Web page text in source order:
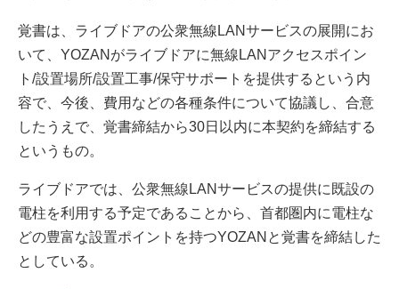
覚書は、ライブドアの公衆無線LANサービスの展開にお
いて、YOZANがライブドアに無線LANアクセスポイン
ト/設置場所/設置工事/保守サポートを提供するという内
容で、今後、費用などの各種条件について協議し、合意
したうえで、覚書締結から30日以内に本契約を締結する
というもの。
ライブドアでは、公衆無線LANサービスの提供に既設の
電柱を利用する予定であることから、首都圏内に電柱な
どの豊富な設置ポイントを持つYOZANと覚書を締結した
としている。